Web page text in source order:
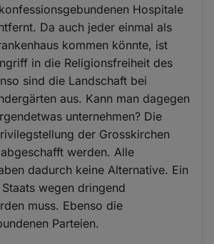
Hospitale
Da auch jeder einmal als
kommen könnte, ist
in die Religionsfreiheit des
sind die Landschaft bei
aus. Kann man dagegen
unternehmen? Die
der Grosskirchen
werden. Alle
dadurch keine Alternative. Ein
wegen dringend
muss. Ebenso die
Parteien.